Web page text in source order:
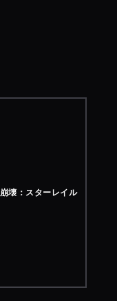
崩壊：スターレイル